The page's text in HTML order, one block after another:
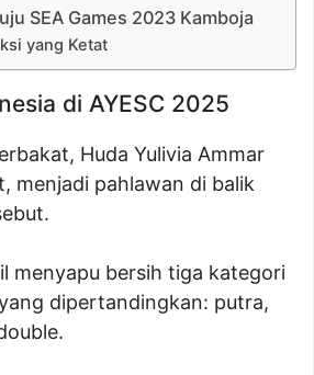
SEA Games 2023 Kamboja
yang Ketat
di AYESC 2025
Huda Yulivia Ammar
menjadi pahlawan di balik
menyapu bersih tiga kategori
dipertandingkan: putra,